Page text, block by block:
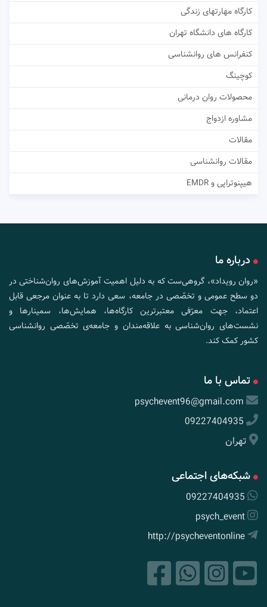
کارگاه مهارتهای زندگی
کارگاه های دانشگاه تهران
کنفرانس های روانشناسی
کوچینگ
محصولات روان درمانی
مشاوره ازدواج
مقالات
مقالات روانشناسی
هیپنوتراپی و EMDR
درباره ما
«روان رویداد»، گروهی‌ست که به دلیل اهمیت آموزش‌های روان‌شناختی در
دو سطح عمومی و تخصّصی در جامعه، سعی دارد تا به عنوان مرجعی قابل
اعتماد، جهت معرّفی معتبرترین کارگاه‌ها، همایش‌ها، سمینارها و
نشست‌های روان‌شناسی به علاقه‌مندان و جامعه‌ی تخصّصی روانشناسی
کشور کمک کند.
تماس با ما
psychevent96@gmail.com
09227404935
تهران
شبکه‌های اجتماعی
09227404935
psych_event
http://psycheventonline